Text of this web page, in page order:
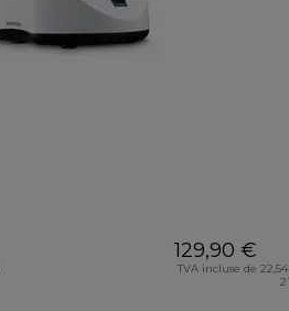
129,90 €
TVA incluse de